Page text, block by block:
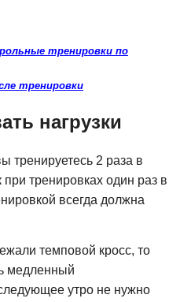
тренировки по
тренировки
нагрузки
тренируетесь 2 раза в
тренировках один раз в
всегда должна
темповой кросс, то
медленный
утро не нужно